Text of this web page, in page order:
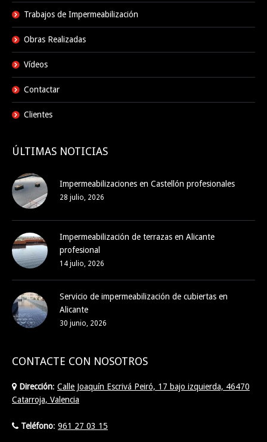
Trabajos de Impermeabilización
Obras Realizadas
Vídeos
Contactar
Clientes
ÚLTIMAS NOTICIAS
Impermeabilizaciones en Castellón profesionales
28 julio, 2026
Impermeabilización de terrazas en Alicante
profesional
14 julio, 2026
Servicio de impermeabilización de cubiertas en
Alicante
30 junio, 2026
CONTACTE CON NOSOTROS
Dirección: Calle Joaquín Escrivá Peiró, 17 bajo izquierda, 46470
Catarroja, Valencia
Teléfono: 961 27 03 15